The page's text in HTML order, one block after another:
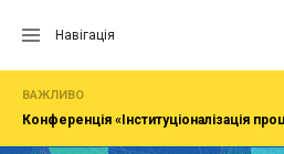
Навігація
ВАЖЛИВО